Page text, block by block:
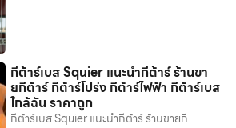
กีต้าร์เบส Squier แนะนำกีต้าร์ ร้านขา
ยกีต้าร์ กีต้าร์โปร่ง กีต้าร์ไฟฟ้า กีต้าร์เบส
ใกล้ฉัน ราคาถูก
กีต้าร์เบส Squier แนะนำกีต้าร์ ร้านขายกี